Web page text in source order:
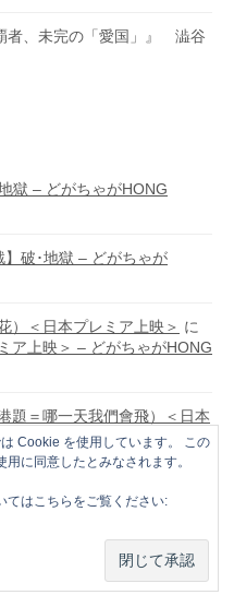
者、未完の「愛国」』 澁谷
獄 – どがちゃがHONG
】破･地獄 – どがちゃが
）＜日本プレミア上映＞ に
ア上映＞ – どがちゃがHONG
題＝哪一天我們會飛）＜日本
海外プレミア上映＞ – どが
香港仔）＜日本初上映＞
KONG、OSAKA
Cookie を使用しています。 この
に同意したとみなされます。
てはこちらをご覧ください: